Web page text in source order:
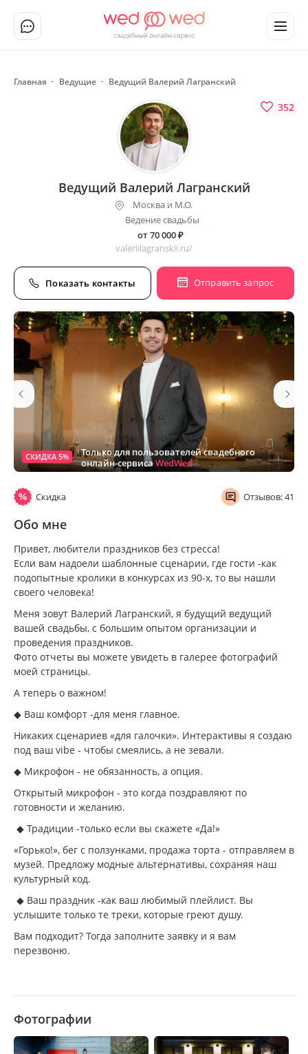
Главная Ведущие Ведущий Валерий Лагранский
СКИДКА 5%
Только для пользователей свадебного
онлайн-сервисаWedWed
352
Ведущий Валерий Лагранский
Москва и М.О.
Ведение свадьбы
от 70 000₽
valeriilagranskii.ru/
Отправить запрос
Показать контакты
Скидка Отзывов: 41
Обо мне
Привет, любители праздников без стресса!
Если вам надоели шаблонные сценарии, где гости -как
подопытные кролики в конкурсах из 90-х, то вы нашли
своего человека!
Меня зовут Валерий Лагранский, я будущий ведущий
вашей свадьбы, с большим опытом организации и
проведения праздников.
Фото отчеты вы можете увидеть в галерее фотографий
моей страницы.
А теперь о важном!
◆ Ваш комфорт -для меня главное.
Никаких сценариев «для галочки». Интерактивы я создаю
под ваш vibe - чтобы смеялись, а не зевали.
◆ Микрофон - не обязанность, а опция.
Открытый микрофон - это когда поздравляют по
готовности и желанию.
◆ Традиции -только если вы скажете «Да!»
«Горько!», бег с ползунками, продажа торта - отправляем в
музей. Предложу модные альтернативы, сохраняя наш
культурный код.
◆ Ваш праздник -как ваш любимый плейлист. Вы
услышите только те треки, которые греют душу.
Вам подходит? Тогда заполните заявку и я вам
перезвоню.
Фотографии